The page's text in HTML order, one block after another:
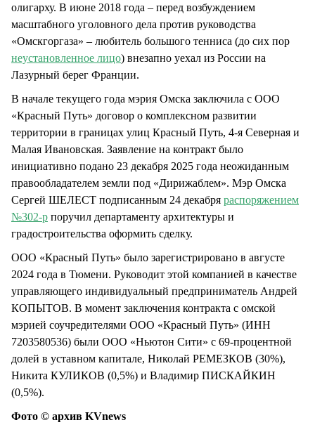
олигарху. В июне 2018 года – перед возбуждением
масштабного уголовного дела против руководства
«Омскгоргаза» – любитель большого тенниса (до сих пор
неустановленное лицо) внезапно уехал из России на
Лазурный берег Франции.
В начале текущего года мэрия Омска заключила с ООО
«Красный Путь» договор о комплексном развитии
территории в границах улиц Красный Путь, 4-я Северная и
Малая Ивановская. Заявление на контракт было
инициативно подано 23 декабря 2025 года неожиданным
правообладателем земли под «Дирижаблем». Мэр Омска
Сергей ШЕЛЕСТ подписанным 24 декабря распоряжением
№302-р поручил департаменту архитектуры и
градостроительства оформить сделку.
ООО «Красный Путь» было зарегистрировано в августе
2024 года в Тюмени. Руководит этой компанией в качестве
управляющего индивидуальный предприниматель Андрей
КОПЫТОВ. В момент заключения контракта с омской
мэрией соучредителями ООО «Красный Путь» (ИНН
7203580536) были ООО «Ньютон Сити» с 69-процентной
долей в уставном капитале, Николай РЕМЕЗКОВ (30%),
Никита КУЛИКОВ (0,5%) и Владимир ПИСКАЙКИН
(0,5%).
Фото © архив KVnews